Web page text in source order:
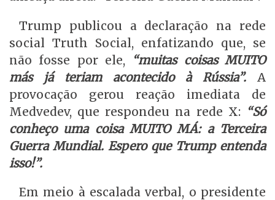
Trump publicou a declaração na rede
social Truth Social, enfatizando que, se
não fosse por ele, “muitas coisas MUITO
más já teriam acontecido à Rússia”.
A
provocação gerou reação imediata de
Medvedev, que respondeu na rede X: “Só
conheço uma coisa MUITO MÁ: a Terceira
Guerra Mundial. Espero que Trump entenda
isso!”.
Em meio à escalada verbal, o presidente